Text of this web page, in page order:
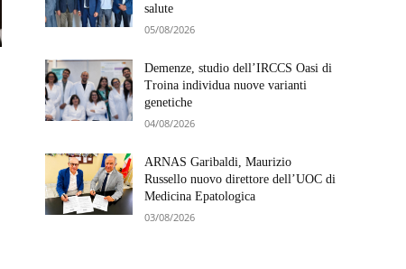
salute
05/08/2026
Demenze, studio dell’IRCCS Oasi di
Troina individua nuove varianti
genetiche
04/08/2026
ARNAS Garibaldi, Maurizio
Russello nuovo direttore dell’UOC di
Medicina Epatologica
03/08/2026